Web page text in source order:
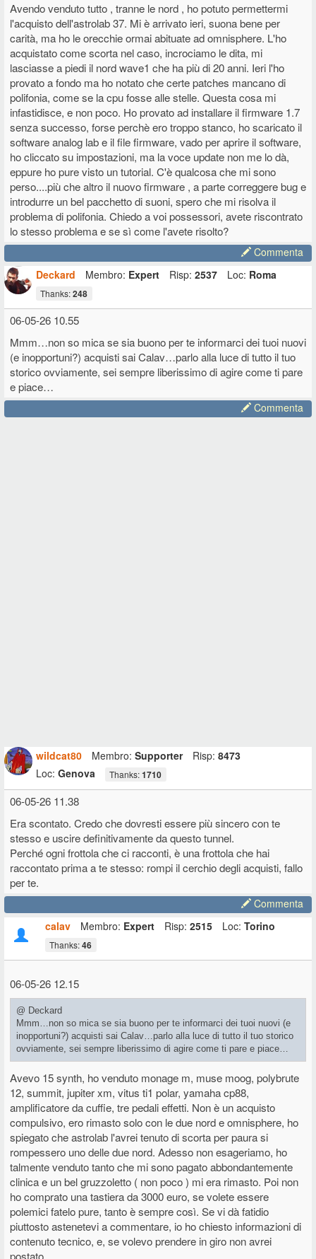
Avendo venduto tutto , tranne le nord , ho potuto permettermi
l'acquisto dell'astrolab 37. Mi è arrivato ieri, suona bene per
carità, ma ho le orecchie ormai abituate ad omnisphere. L'ho
acquistato come scorta nel caso, incrociamo le dita, mi
lasciasse a piedi il nord wave1 che ha più di 20 anni. Ieri l'ho
provato a fondo ma ho notato che certe patches mancano di
polifonia, come se la cpu fosse alle stelle. Questa cosa mi
infastidisce, e non poco. Ho provato ad installare il firmware 1.7
senza successo, forse perchè ero troppo stanco, ho scaricato il
software analog lab e il file firmware, vado per aprire il software,
ho cliccato su impostazioni, ma la voce update non me lo dà,
eppure ho pure visto un tutorial. C'è qualcosa che mi sono
perso....più che altro il nuovo firmware , a parte correggere bug e
introdurre un bel pacchetto di suoni, spero che mi risolva il
problema di polifonia. Chiedo a voi possessori, avete riscontrato
lo stesso problema e se sì come l'avete risolto?
Commenta
Deckard
Membro: Expert Risp: 2537 Loc: Roma
Thanks:248
06-05-26 10.55
Mmm…non so mica se sia buono per te informarci dei tuoi nuovi
(e inopportuni?) acquisti sai Calav…parlo alla luce di tutto il tuo
storico ovviamente, sei sempre liberissimo di agire come ti pare
e piace…
Commenta
wildcat80 Membro: Supporter Risp: 8473
Loc: Genova Thanks:1710
06-05-26 11.38
Era scontato. Credo che dovresti essere più sincero con te
stesso e uscire definitivamente da questo tunnel.
Perché ogni frottola che ci racconti, è una frottola che hai
raccontato prima a te stesso: rompi il cerchio degli acquisti, fallo
per te.
Commenta
calav
Membro: Expert Risp: 2515 Loc: Torino
Thanks:46
06-05-26 12.15
@ Deckard
Mmm…non so mica se sia buono per te informarci dei tuoi nuovi (e
inopportuni?) acquisti sai Calav…parlo alla luce di tutto il tuo storico
ovviamente, sei sempre liberissimo di agire come ti pare e piace…
Avevo 15 synth, ho venduto monage m, muse moog, polybrute
12, summit, jupiter xm, vitus ti1 polar, yamaha cp88,
amplificatore da cuffie, tre pedali effetti. Non è un acquisto
compulsivo, ero rimasto solo con le due nord e omnisphere, ho
spiegato che astrolab l'avrei tenuto di scorta per paura si
rompessero uno delle due nord. Adesso non esageriamo, ho
talmente venduto tanto che mi sono pagato abbondantemente
clinica e un bel gruzzoletto ( non poco ) mi era rimasto. Poi non
ho comprato una tastiera da 3000 euro, se volete essere
polemici fatelo pure, tanto è sempre così. Se vi dà fatidio
piuttosto astenetevi a commentare, io ho chiesto informazioni di
contenuto tecnico, e, se volevo prendere in giro non avrei
postato